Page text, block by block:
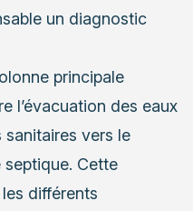
un diagnostic
principale
l’évacuation des eaux
sanitaires vers le
Cette
différents